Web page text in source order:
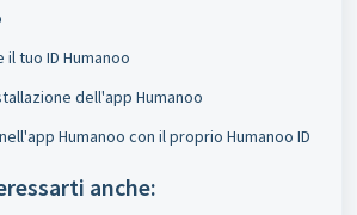
tuo ID Humanoo
dell'app Humanoo
Humanoo con il proprio Humanoo ID
anche: